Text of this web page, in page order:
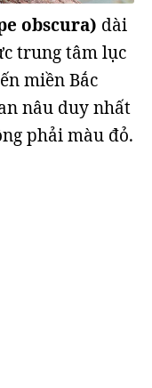
obscura) dài
trung tâm lục
miền Bắc
nâu duy nhất
phải màu đỏ.